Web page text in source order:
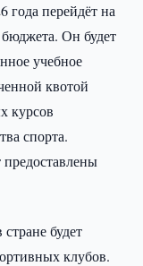
года перейдёт на
Он будет
учебное
квотой
курсов
спорта.
будет
клубов.